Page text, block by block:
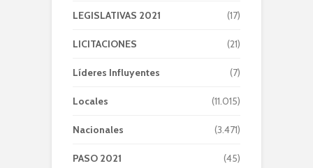
LEGISLATIVAS 2021 (17)
LICITACIONES (21)
Líderes Influyentes (7)
Locales (11.015)
Nacionales (3.471)
PASO 2021 (45)